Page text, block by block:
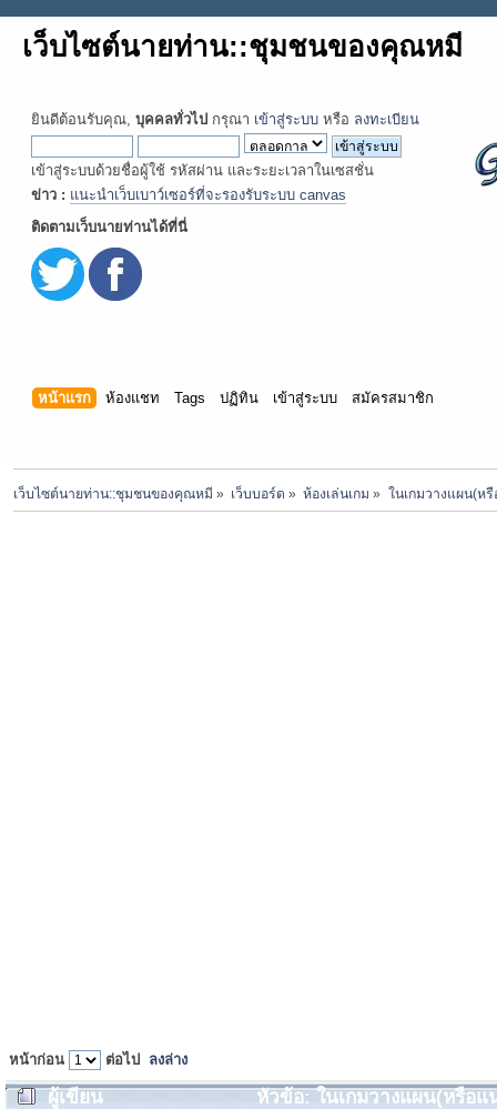
เว็บไซต์นายท่าน::ชุมชนของคุณหมี
ยินดีต้อนรับคุณ, บุคคลทั่วไป กรุณา เข้าสู่ระบบ หรือ ลงทะเบียน
เข้าสู่ระบบด้วยชื่อผู้ใช้ รหัสผ่าน และระยะเวลาในเซสชั่น
ข่าว : แนะนำเว็บเบาว์เซอร์ที่จะรองรับระบบ canvas
ติดตามเว็บนายท่านได้ที่นี่
หน้าแรก ห้องแชท Tags ปฏิทิน เข้าสู่ระบบ สมัครสมาชิก
เว็บไซต์นายท่าน::ชุมชนของคุณหมี » เว็บบอร์ด » ห้องเล่นเกม » ในเกมวางแผน(ห
หน้าก่อน ต่อไป ลงล่าง
ผู้เขียน
หัวข้อ: ในเกมวางแผน(หรือ